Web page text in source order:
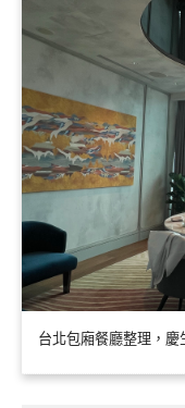
台北包廂餐廳整理，